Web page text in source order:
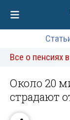
Все о пенсиях
Около 20
страдают